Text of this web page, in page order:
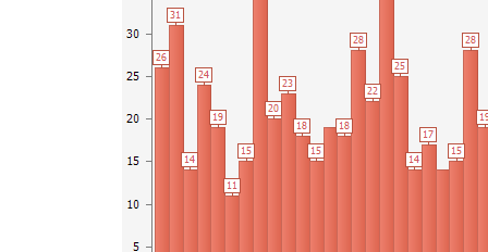
3101 Halden
3101 Halden
3101 Halden
3101 Halden